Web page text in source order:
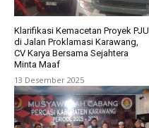
Klarifikasi Kemacetan Proyek PJU
di Jalan Proklamasi Karawang,
CV Karya Bersama Sejahtera
Minta Maaf
13 Desember 2025